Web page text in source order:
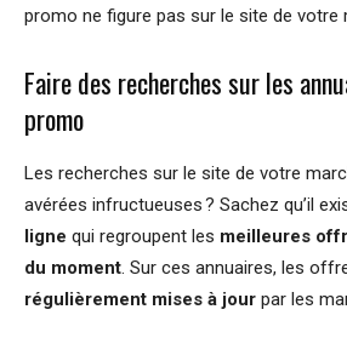
promo ne figure pas sur le site de votre
Faire des recherches sur les
promo
Les recherches sur le site de votre
avérées infructueuses ? Sachez qu’il
ligne qui regroupent les meilleures
du moment. Sur ces annuaires, les
régulièrement mises à jour par les